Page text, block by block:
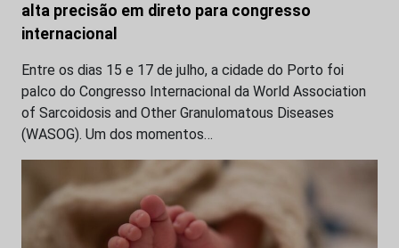
alta precisão em direto para congresso
internacional
Entre os dias 15 e 17 de julho, a cidade do Porto foi
palco do Congresso Internacional da World Association
of Sarcoidosis and Other Granulomatous Diseases
(WASOG). Um dos momentos…